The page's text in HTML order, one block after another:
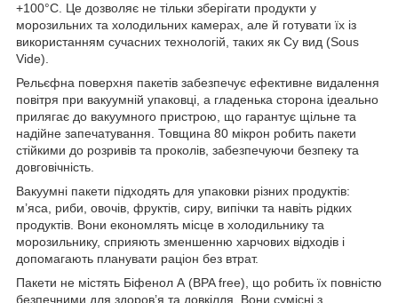
+100°С. Це дозволяє не тільки зберігати продукти у
морозильних та холодильних камерах, але й готувати їх із
використанням сучасних технологій, таких як Су вид (Sous
Vide).
Рельєфна поверхня пакетів забезпечує ефективне видалення
повітря при вакуумній упаковці, а гладенька сторона ідеально
прилягає до вакуумного пристрою, що гарантує щільне та
надійне запечатування. Товщина 80 мікрон робить пакети
стійкими до розривів та проколів, забезпечуючи безпеку та
довговічність.
Вакуумні пакети підходять для упаковки різних продуктів:
м’яса, риби, овочів, фруктів, сиру, випічки та навіть рідких
продуктів. Вони економлять місце в холодильнику та
морозильнику, сприяють зменшенню харчових відходів і
допомагають планувати раціон без втрат.
Пакети не містять Біфенол А (BPA free), що робить їх повністю
безпечними для здоров’я та довкілля. Вони сумісні з